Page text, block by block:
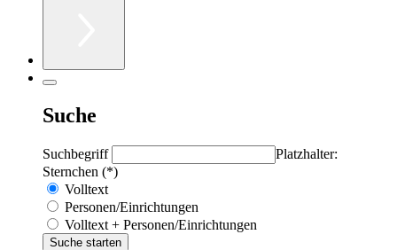
Suche
Suchbegriff
Platzhalter:
Sternchen (*)
Volltext
Personen/Einrichtungen
Volltext + Personen/Einrichtungen